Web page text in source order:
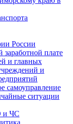
России
плате
и главных
и
самоуправление
ситуации
и ЧС